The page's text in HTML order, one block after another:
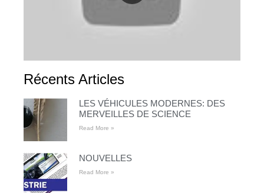
Récents Articles
LES VÉHICULES MODERNES: DES
MERVEILLES DE SCIENCE
Read More »
NOUVELLES
Read More »